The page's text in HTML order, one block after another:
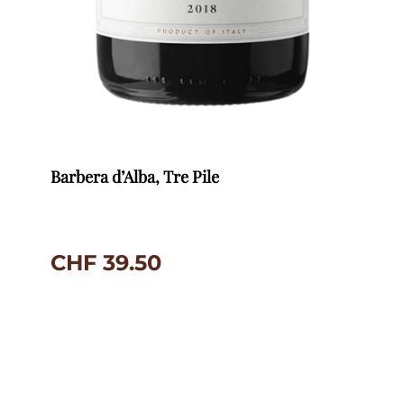
Barbera d’Alba, Tre Pile
CHF 39.50